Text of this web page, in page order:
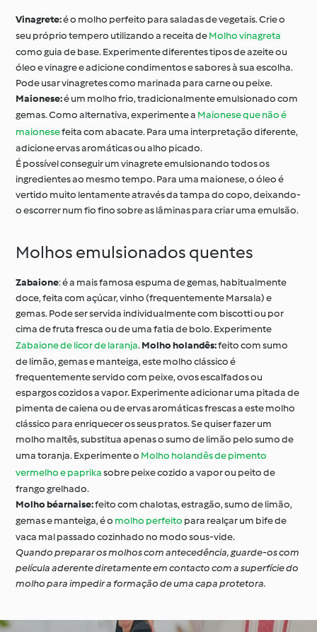
Vinagrete:é o molho perfeito para saladas de vegetais. Crie o
seu próprio tempero utilizando a receita deMolho vinagreta
como guia de base. Experimente diferentes tipos de azeite ou
óleo e vinagre e adicione condimentos e sabores à sua escolha.
Pode usar vinagretes como marinada para carne ou peixe.
Maionese:é um molho frio, tradicionalmente emulsionado com
gemas. Como alternativa, experimente a Maionese que não é
maionesefeita com abacate. Para uma interpretação diferente,
adicione ervas aromáticas ou alho picado.
É possível conseguir um vinagrete emulsionando todos os
ingredientes ao mesmo tempo. Para uma maionese, o óleo é
vertido muito lentamente através da tampa do copo, deixando-
o escorrer num fio fino sobre as lâminas para criar uma emulsão.
Molhos emulsionados quentes
Zabaione: é a mais famosa espuma de gemas, habitualmente
doce, feita com açúcar, vinho (frequentemente Marsala) e
gemas. Pode ser servida individualmente com biscotti ou por
cima de fruta fresca ou de uma fatia de bolo. Experimente
Zabaione de licor de laranja.Molho holandês:feito com sumo
de limão, gemas e manteiga, este molho clássico é
frequentemente servido com peixe, ovos escalfados ou
espargos cozidos a vapor. Experimente adicionar uma pitada de
pimenta de caiena ou de ervas aromáticas frescas a este molho
clássico para enriquecer os seus pratos. Se quiser fazer um
molho maltês, substitua apenas o sumo de limão pelo sumo de
uma toranja. Experimente o Molho holandês de pimento
vermelho e paprikasobre peixe cozido a vapor ou peito de
frango grelhado.
Molho béarnaise:feito com chalotas, estragão, sumo de limão,
gemas e manteiga, é o molho perfeito para realçar um bife de
vaca mal passado cozinhado no modo sous-vide.
Quando preparar os molhos com antecedência, guarde-os com
película aderente diretamente em contacto com a superfície do
molho para impedir a formação de uma capa protetora.